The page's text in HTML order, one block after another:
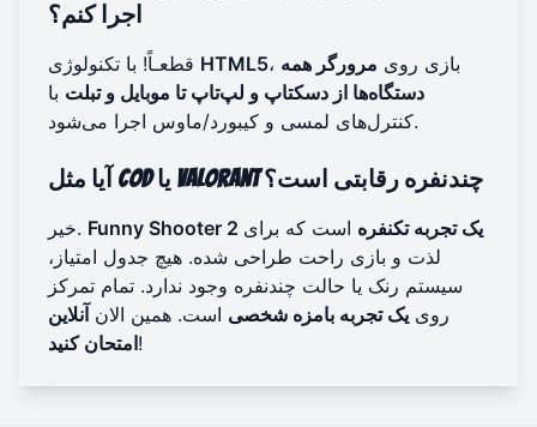
اجرا کنم؟
HTML5 ، بازی روی مرورگر همه
دستگاه‌ها از دسکتاپ و لپ‌تاپ تا موبایل و تبلت با
کنترل‌های لمسی و کیبورد/ماوس اجرا می‌شود.
آیا مثل CoD یا Valorant چندنفره رقابتی است؟
خیر. Funny Shooter 2 یک تجربه تکنفره است که برای
لذت و بازی راحت طراحی شده. هیچ جدول امتیاز،
سیستم رنک یا حالت چندنفره وجود ندارد. تمام تمرکز
روی یک تجربه بامزه شخصی است. همین الان آنلاین
امتحان کنید!